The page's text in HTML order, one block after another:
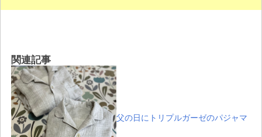
関連記事
父の日にトリプルガーゼのパジャマ